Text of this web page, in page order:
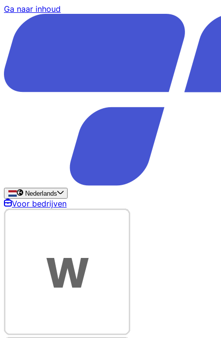
Ga naar inhoud
Nederlands
Voor bedrijven